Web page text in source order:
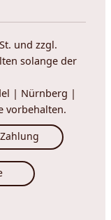
und zzgl.
solange der
| Nürnberg |
vorbehalten.